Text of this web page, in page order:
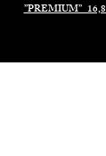
”PREMIUM”